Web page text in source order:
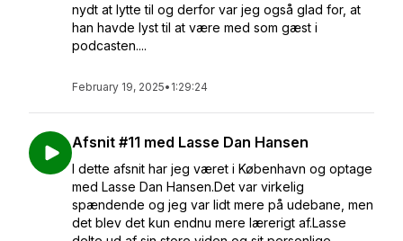
nydt at lytte til og derfor var jeg også glad for, at
han havde lyst til at være med som gæst i
podcasten....
February 19, 2025• 1:29:24
Afsnit #11 med Lasse Dan Hansen
I dette afsnit har jeg været i København og optage
med Lasse Dan Hansen.Det var virkelig
spændende og jeg var lidt mere på udebane, men
det blev det kun endnu mere lærerigt af.Lasse